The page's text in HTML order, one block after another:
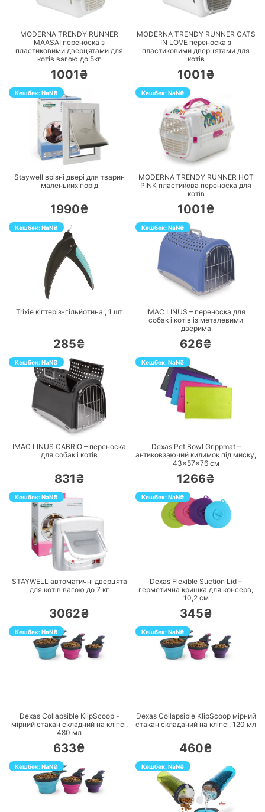
ПЕРЕЙТИ
MODERNA TRENDY RUNNER
MAASAI переноска з
пластиковими дверцятами для
котів вагою до 5кг
1001₴
ПЕРЕЙТИ
MODERNA TRENDY RUNNER CATS
IN LOVE переноска з
пластиковими дверцятами для
котів
1001₴
Кешбек:NaN₴
ПЕРЕЙТИ
Staywell врізні двері для тварин
маленьких порід
1990₴
Кешбек:NaN₴
ПЕРЕЙТИ
MODERNA TRENDY RUNNER HOT
PINK пластикова переноска для
котів
1001₴
Кешбек:NaN₴
ПЕРЕЙТИ
Trixie кігтеріз-гільйотина , 1 шт
285₴
Кешбек:NaN₴
ПЕРЕЙТИ
IMAC LINUS – переноска для
собак і котів із металевими
дверима
626₴
Кешбек:NaN₴
ПЕРЕЙТИ
IMAC LINUS CABRIO – переноска
для собак і котів
831₴
Кешбек:NaN₴
Dexas Pet Bowl Grippmat –
антиковзаючий килимок під миску,
43×57×76 cм
1266₴
Кешбек:NaN₴
ПЕРЕЙТИ
STAYWELL автоматичні дверцята
для котів вагою до 7 кг
3062₴
Кешбек:NaN₴
Dexas Flexible Suction Lid –
герметична кришка для консерв,
10,2 см
345₴
Кешбек:NaN₴
Dexas Collapsible KlipScoop -
мірний стакан складний на кліпсі,
480 мл
633₴
Кешбек:NaN₴
Dexas Collapsible KlipScoop мірний
стакан складаний на кліпсі, 120 мл
460₴
Кешбек:NaN₴ Кешбек:NaN₴